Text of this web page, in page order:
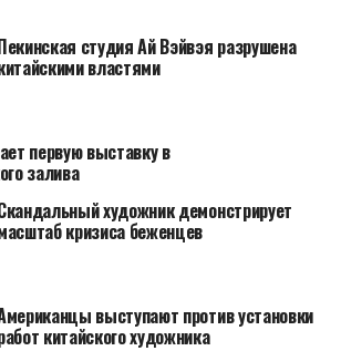
режиссер Джейсон Уишноу и
авангардистскими
решениями Кристофер Дойл. Для
где в настоящее время художник
наблюдением полиции, группа
имена и меняющиеся способы
наспех и максимально секретно
уже начат сбор средств на
студия Ай Вэйвэя разрушена
властями
первую выставку в
залива
художник демонстрирует
кризиса беженцев
выступают против установки
китайского художника